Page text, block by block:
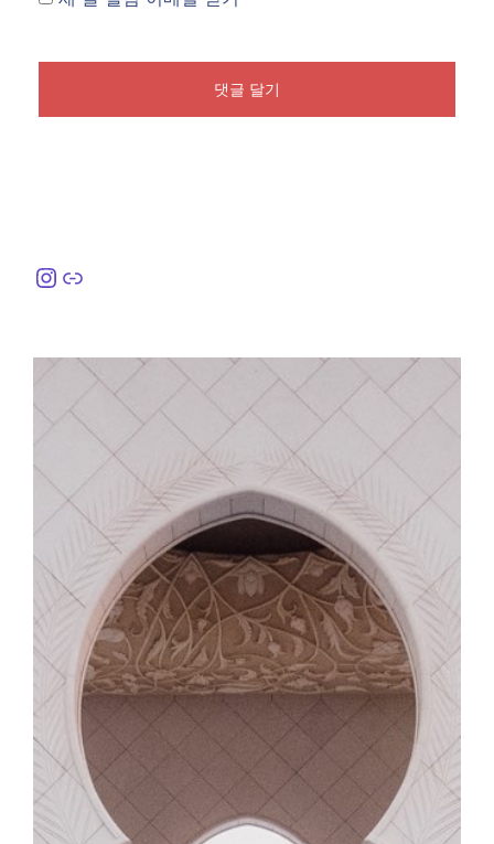
Instagram
링크